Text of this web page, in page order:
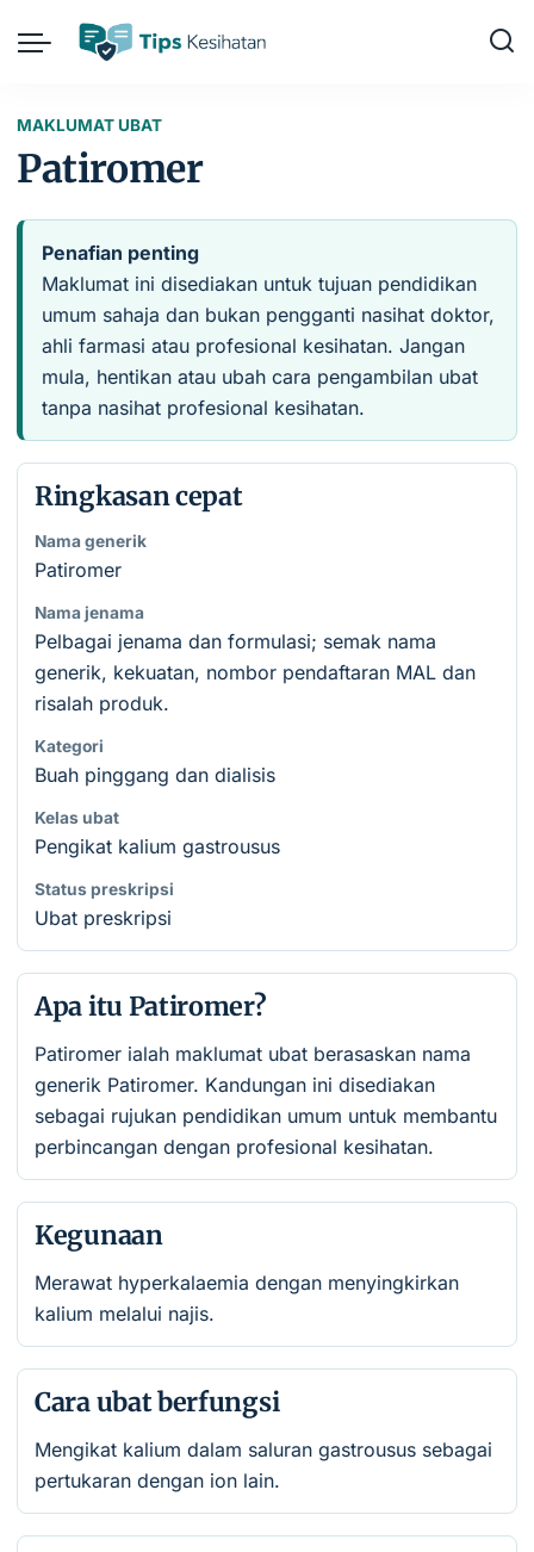
MAKLUMAT UBAT
Patiromer
Penafian penting
Maklumat ini disediakan untuk tujuan pendidikan
umum sahaja dan bukan pengganti nasihat doktor,
ahli farmasi atau profesional kesihatan. Jangan
mula, hentikan atau ubah cara pengambilan ubat
tanpa nasihat profesional kesihatan.
Ringkasan cepat
Nama generik
Patiromer
Nama jenama
Pelbagai jenama dan formulasi; semak nama
generik, kekuatan, nombor pendaftaran MAL dan
risalah produk.
Kategori
Buah pinggang dan dialisis
Kelas ubat
Pengikat kalium gastrousus
Status preskripsi
Ubat preskripsi
Apa itu Patiromer?
Patiromer ialah maklumat ubat berasaskan nama
generik Patiromer. Kandungan ini disediakan
sebagai rujukan pendidikan umum untuk membantu
perbincangan dengan profesional kesihatan.
Kegunaan
Merawat hyperkalaemia dengan menyingkirkan
kalium melalui najis.
Cara ubat berfungsi
Mengikat kalium dalam saluran gastrousus sebagai
pertukaran dengan ion lain.